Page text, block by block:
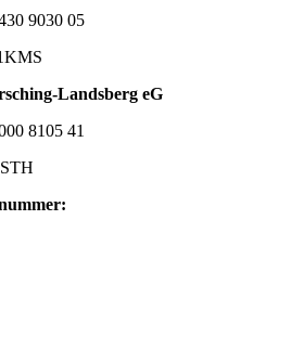
9030 05
Landsberg eG
8105 41